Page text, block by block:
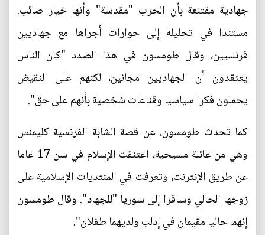
جهادية مقتنعة بأن الحرب "مقدسة" وأنها خيار صائب.
مستندا في تحليله إلى حوارات أجراها مع جهاديين
فرنسيين، وقال طومسون في هذا الصدد "كان الناس
يعتقدون أن الجهاديين مجانين، لكنهم على النقيض
يحملون فكرا سياسيا وقناعات شخصية بأنهم على حق".
كما تحدث طومسون، عن قصة الشابة الفرنسية كليمنس
وهي من عائلة مسيحية، اعتنقت الإسلام في سن 17 عاما
عن طريق الإنترنت، وتعرفت في المنتديات الإسلامية على
زوجها الحالي وسافرا إلى سوريا "للجهاد". وقال طومسون
إنهما حاليا مقيمان في إدلب ولديهما طفلان".